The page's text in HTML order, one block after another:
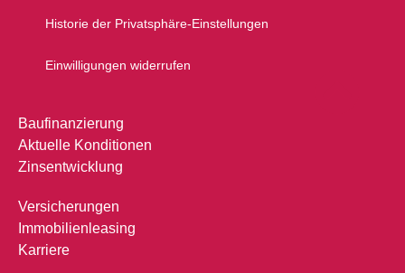
Historie der Privatsphäre-Einstellungen
Einwilligungen widerrufen
Baufinanzierung
Aktuelle Konditionen
Zinsentwicklung
Versicherungen
Immobilienleasing
Karriere